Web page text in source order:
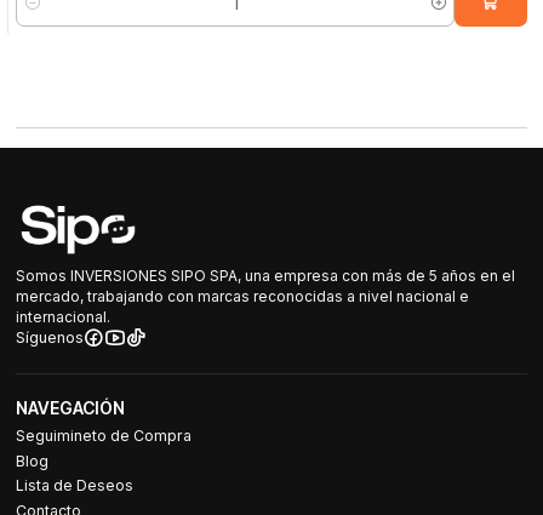
Cantidad
Somos INVERSIONES SIPO SPA, una empresa con más de 5 años en el
mercado, trabajando con marcas reconocidas a nivel nacional e
internacional.
Síguenos
NAVEGACIÓN
Seguimineto de Compra
Blog
Lista de Deseos
Contacto